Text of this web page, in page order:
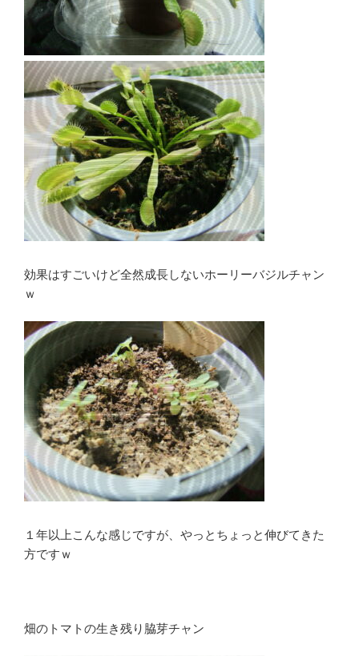
効果はすごいけど全然成長しないホーリーバジルチャン
ｗ
１年以上こんな感じですが、やっとちょっと伸びてきた
方ですｗ
畑のトマトの生き残り脇芽チャン